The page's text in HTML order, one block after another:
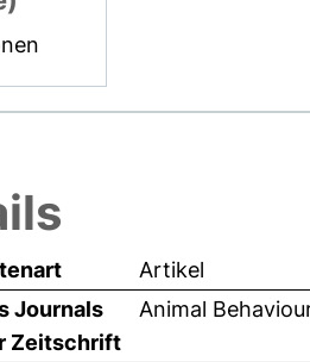
Artikel
Journals
Zeitschrift
Animal